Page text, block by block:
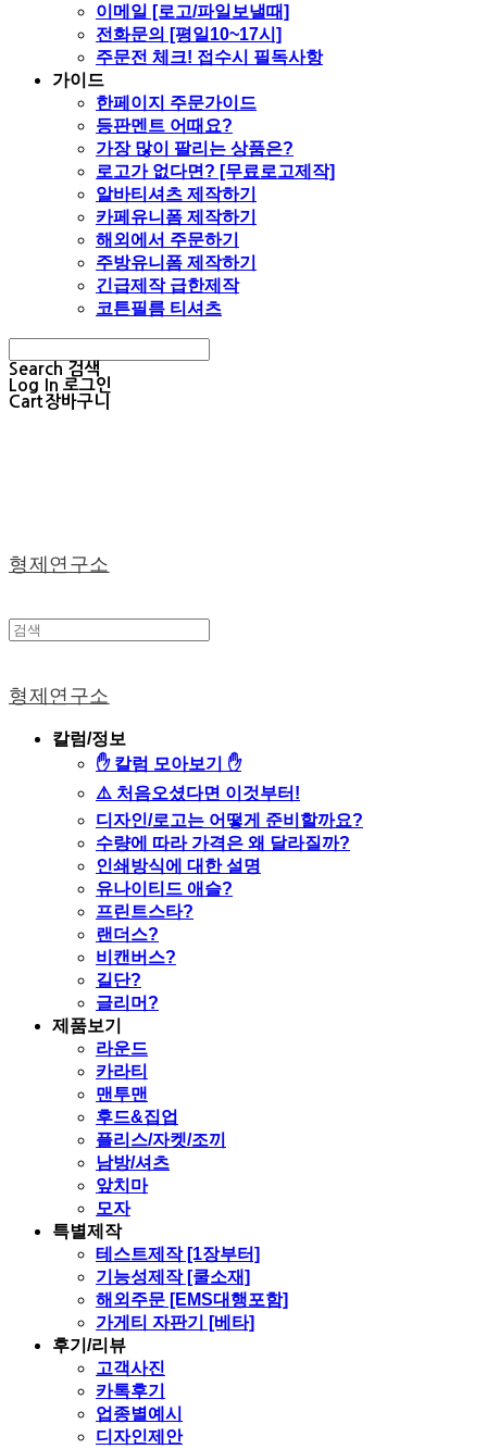
이메일 [로고/파일보낼때]
전화문의 [평일10~17시]
주문전 체크! 접수시 필독사항
가이드
한페이지 주문가이드
등판멘트 어때요?
가장 많이 팔리는 상품은?
로고가 없다면? [무료로고제작]
알바티셔츠 제작하기
카페유니폼 제작하기
해외에서 주문하기
주방유니폼 제작하기
긴급제작 급한제작
코튼필름 티셔츠
Search 검색
Log In 로그인
Cart장바구니
형제연구소
형제연구소
칼럼/정보
✋ 칼럼 모아보기 ✋
⚠️ 처음오셨다면 이것부터!
디자인/로고는 어떻게 준비할까요?
수량에 따라 가격은 왜 달라질까?
인쇄방식에 대한 설명
유나이티드 애슬?
프린트스타?
랜더스?
비캔버스?
길단?
글리머?
제품보기
라운드
카라티
맨투맨
후드&집업
플리스/자켓/조끼
남방/셔츠
앞치마
모자
특별제작
테스트제작 [1장부터]
기능성제작 [쿨소재]
해외주문 [EMS대행포함]
가게티 자판기 [베타]
후기/리뷰
고객사진
카톡후기
업종별예시
디자인제안